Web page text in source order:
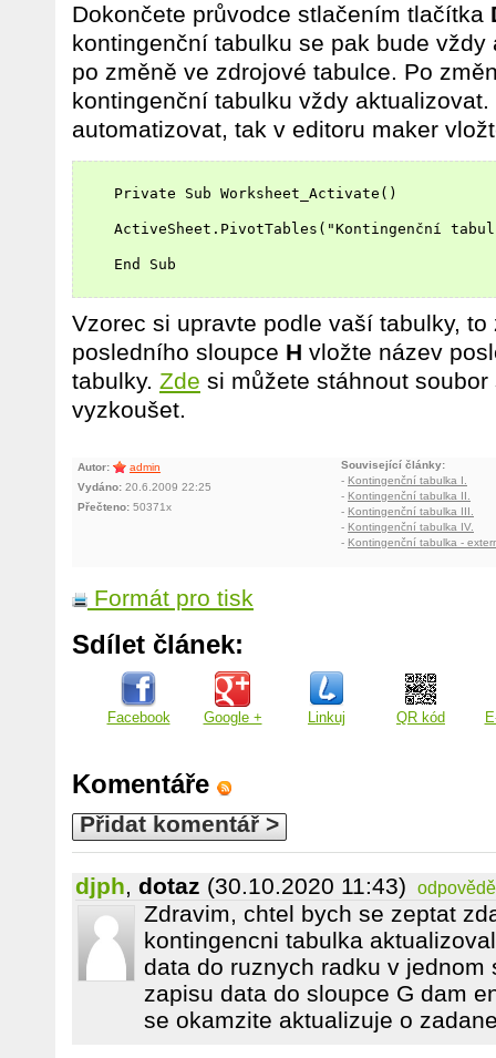
Dokončete průvodce stlačením tlačítka
kontingenční tabulku se pak bude
po změně ve zdrojové tabulce. Po
kontingenční tabulku vždy
automatizovat, tak v editoru maker
    Private Sub Worksheet_Activate()
ActiveSheet.PivotTables("Kontingenční
    End Sub
Vzorec si upravte podle vaší tabulky,
posledního sloupce H vložte název
tabulky. Zde si můžete stáhnout
vyzkoušet.
Autor:
admin
Vydáno: 20.6.2009 22:25
Přečteno: 50371x
Související články:
- Kontingenční tabulka I.
- Kontingenční tabulka II.
- Kontingenční tabulka III.
- Kontingenční tabulka IV.
- Kontingenční tabulka -
Formát pro tisk
Sdílet článek:
Facebook Google + Linkuj QR kód
Komentáře
Přidat komentář >
djph, dotaz (30.10.2020 11:43)
Zdravim, chtel bych se zeptat
kontingencni tabulka
data do ruznych radku v
zapisu data do sloupce G dam
se okamzite aktualizuje o